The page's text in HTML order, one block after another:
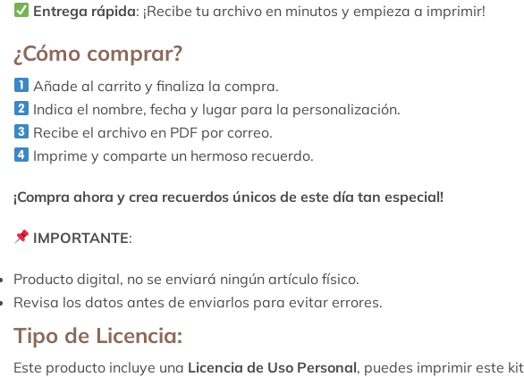
Entrega rápida: ¡Recibe tu archivo en minutos y empieza a imprimir!
¿Cómo comprar?
Añade al carrito y finaliza la compra.
Indica el nombre, fecha y lugar para la personalización.
Recibe el archivo en PDF por correo.
Imprime y comparte un hermoso recuerdo.
¡Compra ahora y crea recuerdos únicos de este día tan especial!
IMPORTANTE:
Producto digital, no se enviará ningún artículo físico.
Revisa los datos antes de enviarlos para evitar errores.
Tipo de Licencia:
Este producto incluye una Licencia de Uso Personal, puedes imprimir este